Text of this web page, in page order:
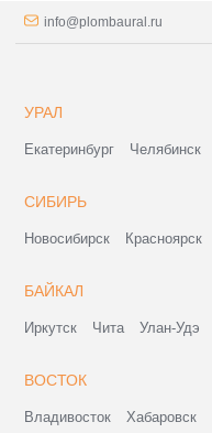
info@plombaural.ru
УРАЛ
Екатеринбург Челябинск
СИБИРЬ
Новосибирск Красноярск
БАЙКАЛ
Иркутск Чита Улан-Удэ
ВОСТОК
Владивосток Хабаровск